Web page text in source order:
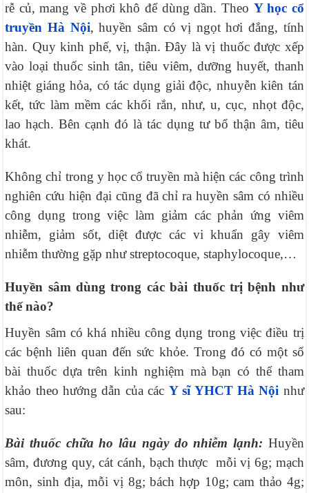
rễ củ, mang về phơi khô để dùng dần. Theo Y học cổ
truyền Hà Nội, huyền sâm có vị ngọt hơi đắng, tính
hàn. Quy kinh phế, vị, thận. Đây là vị thuốc được xếp
vào loại thuốc sinh tân, tiêu viêm, dưỡng huyết, thanh
nhiệt giáng hỏa, có tác dụng giải độc, nhuyễn kiên tán
kết, tức làm mềm các khối rắn, như, u, cục, nhọt độc,
lao hạch. Bên cạnh đó là tác dụng tư bổ thận âm, tiêu
khát.
Không chỉ trong y học cổ truyền mà hiện các công trình
nghiên cứu hiện đại cũng đã chỉ ra huyền sâm có nhiều
công dụng trong việc làm giảm các phản ứng viêm
nhiễm, giảm sốt, diệt được các vi khuẩn gây viêm
nhiễm thường gặp như streptocoque, staphylocoque,…
Huyền sâm dùng trong các bài thuốc trị bệnh như
thế nào?
Huyền sâm có khá nhiều công dụng trong việc điều trị
các bệnh liên quan đến sức khỏe. Trong đó có một số
bài thuốc dựa trên kinh nghiệm mà bạn có thể tham
khảo theo hướng dẫn của các Y sĩ YHCT Hà Nội như
sau:
Bài thuốc chữa ho lâu ngày do nhiễm lạnh: Huyền
sâm, đương quy, cát cánh, bạch thược mỗi vị 6g; mạch
môn, sinh địa, mỗi vị 8g; bách hợp 10g; cam thảo 4g;